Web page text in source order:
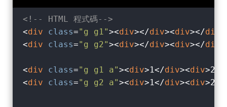
<!-- HTML 程式碼-->
<div class="g g1"><div></div><div></div
<div class="g g2"><div></div><div></div
<div class="g g1 a"><div>1</div><div>2
<div class="g g2 a"><div>1</div><div>2